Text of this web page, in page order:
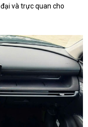
và trực quan cho